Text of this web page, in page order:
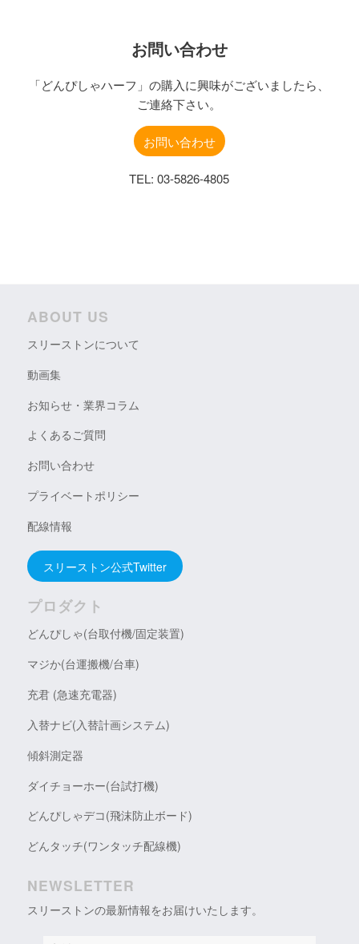
お問い合わせ
「どんぴしゃハーフ」の購入に興味がございましたら、
ご連絡下さい。
お問い合わせ
TEL: 03-5826-4805
ABOUT US
スリーストンについて
動画集
お知らせ・業界コラム
よくあるご質問
お問い合わせ
プライベートポリシー
配線情報
スリーストン公式Twitter
プロダクト
どんぴしゃ(台取付機/固定装置)
マジか(台運搬機/台車)
充君 (急速充電器)
入替ナビ(入替計画システム)
傾斜測定器
ダイチョーホー(台試打機)
どんぴしゃデコ(飛沫防止ボード)
どんタッチ(ワンタッチ配線機)
NEWSLETTER
スリーストンの最新情報をお届けいたします。